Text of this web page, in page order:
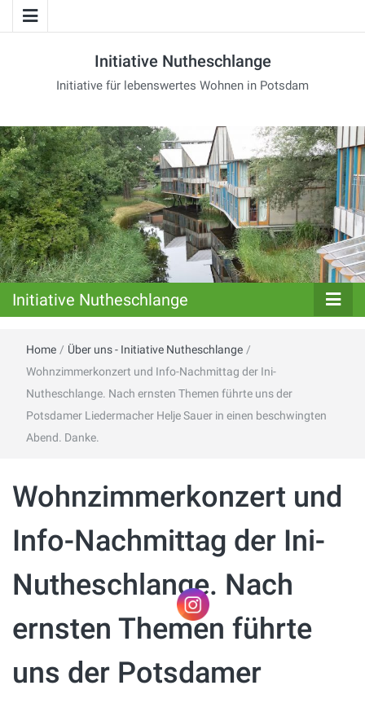
Initiative Nutheschlange
Initiative für lebenswertes Wohnen in Potsdam
Initiative Nutheschlange
Home / Über uns - Initiative Nutheschlange /
Wohnzimmerkonzert und Info-Nachmittag der Ini-
Nutheschlange. Nach ernsten Themen führte uns der
Potsdamer Liedermacher Helje Sauer in einen beschwingten
Abend. Danke.
Wohnzimmerkonzert und
Info-Nachmittag der Ini-
Nutheschlange. Nach
ernsten Themen führte
uns der Potsdamer